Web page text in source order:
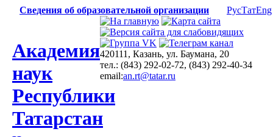
Сведения об образовательной организации РусТатEng
Академия
наук
Республики
Татарстан
420111, Казань, ул. Баумана, 20
тел.: (843) 292-02-72, (843) 292-40-34
email:an.rt@tatar.ru